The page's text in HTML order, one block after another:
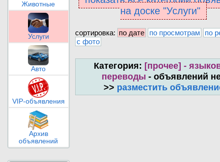
Животные
Услуги
Авто
VIP-объявления
Архив
объявлений
на доске "Услуги"
сортировка: по дате по просмотрам
по
с фото
Категория: [прочее] -
переводы - объявлений
>> разместить